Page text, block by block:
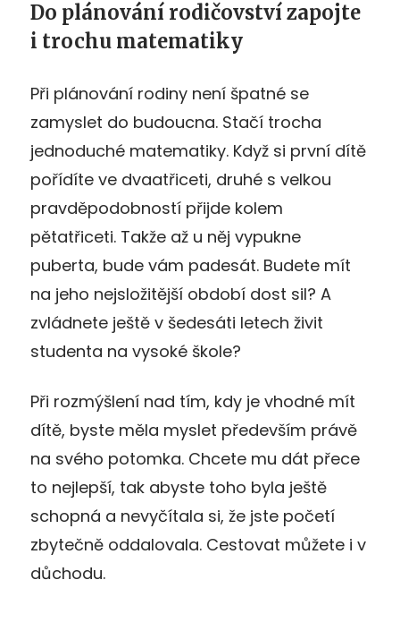
Do plánování rodičovství zapojte
i trochu matematiky
Při plánování rodiny není špatné se
zamyslet do budoucna. Stačí trocha
jednoduché matematiky. Když si první dítě
pořídíte ve dvaatřiceti, druhé s velkou
pravděpodobností přijde kolem
pětatřiceti. Takže až u něj vypukne
puberta, bude vám padesát. Budete mít
na jeho nejsložitější období dost sil? A
zvládnete ještě v šedesáti letech živit
studenta na vysoké škole?
Při rozmýšlení nad tím, kdy je vhodné mít
dítě, byste měla myslet především právě
na svého potomka. Chcete mu dát přece
to nejlepší, tak abyste toho byla ještě
schopná a nevyčítala si, že jste početí
zbytečně oddalovala. Cestovat můžete i v
důchodu.